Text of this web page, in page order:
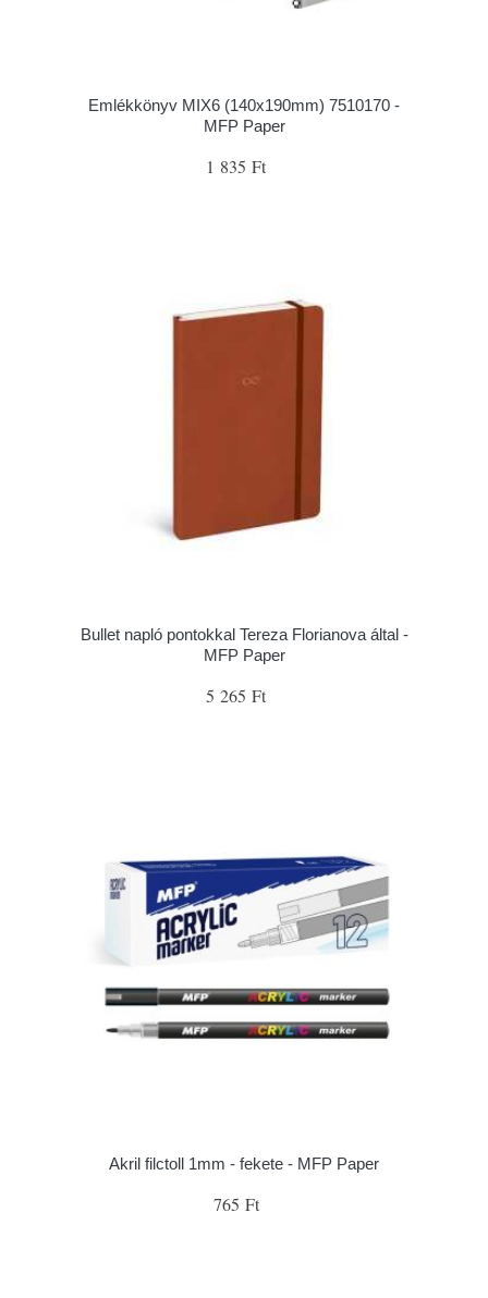
Emlékkönyv MIX6 (140x190mm) 7510170 -
MFP Paper
1 835 Ft
Bullet napló pontokkal Tereza Florianova által -
MFP Paper
5 265 Ft
Akril filctoll 1mm - fekete - MFP Paper
765 Ft